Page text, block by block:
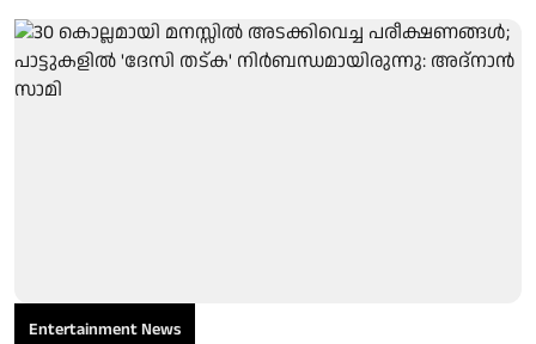
Entertainment News